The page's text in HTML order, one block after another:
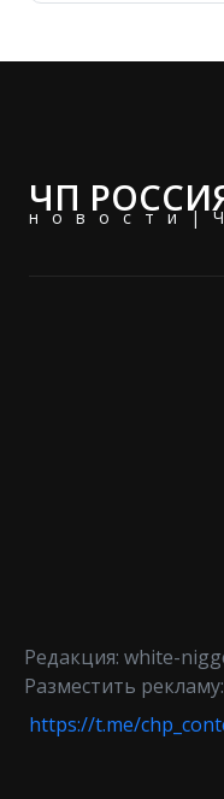
ЧП
Редакция: white-
Разместить рекламу:
https://t.me/